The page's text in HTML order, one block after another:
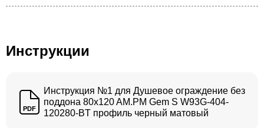
Инструкции
PDF
Инструкция №1 для Душевое ограждение без
поддона 80x120 AM.PM Gem S W93G-404-
120280-BT профиль черный матовый